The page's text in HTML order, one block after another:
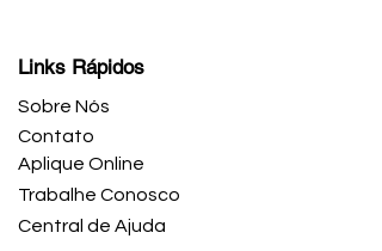
Links Rápidos
Sobre Nós
Contato
Aplique Online
Trabalhe Conosco
Central de Ajuda